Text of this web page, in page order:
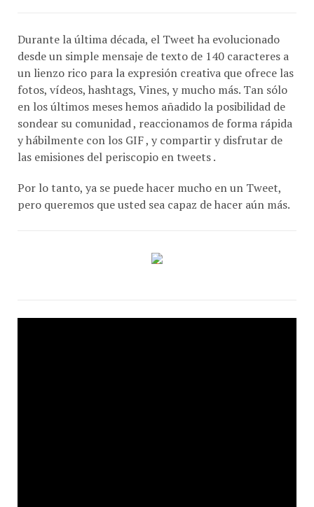
desde un simple mensaje de texto de 140 caracteres a
un lienzo rico para la expresión creativa que ofrece las
fotos, vídeos, hashtags, Vines, y mucho más. Tan sólo
en los últimos meses hemos añadido la posibilidad de
sondear su comunidad , reaccionamos de forma rápida
y hábilmente con los GIF , y compartir y disfrutar de
las emisiones del periscopio en tweets .
pero queremos que usted sea capaz de hacer aún más.